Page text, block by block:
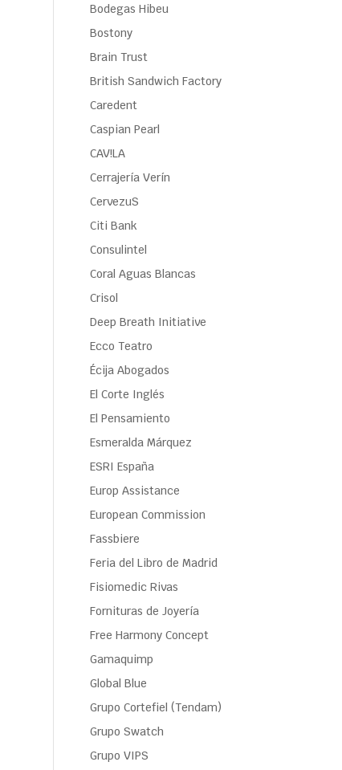
Bodegas Hibeu
Bostony
Brain Trust
British Sandwich Factory
Caredent
Caspian Pearl
CAV!LA
Cerrajería Verín
CervezuS
Citi Bank
Consulintel
Coral Aguas Blancas
Crisol
Deep Breath Initiative
Ecco Teatro
Écija Abogados
El Corte Inglés
El Pensamiento
Esmeralda Márquez
ESRI España
Europ Assistance
European Commission
Fassbiere
Feria del Libro de Madrid
Fisiomedic Rivas
Fornituras de Joyería
Free Harmony Concept
Gamaquimp
Global Blue
Grupo Cortefiel (Tendam)
Grupo Swatch
Grupo VIPS